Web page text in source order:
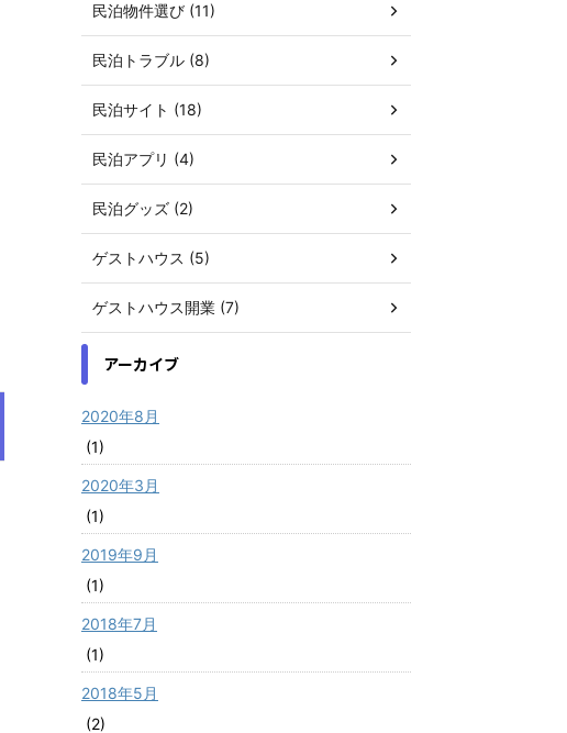
民泊物件選び (11)
民泊トラブル (8)
民泊サイト (18)
民泊アプリ (4)
民泊グッズ (2)
ゲストハウス (5)
ゲストハウス開業 (7)
アーカイブ
2020年8月
(1)
2020年3月
(1)
2019年9月
(1)
2018年7月
(1)
2018年5月
(2)